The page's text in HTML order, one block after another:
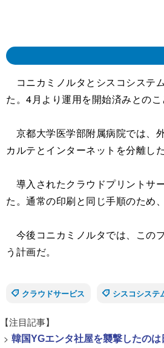
コニカミノルタとシスコシステ
た。4月より運用を開始済みとのこ
京都大学医学部附属病院では、
カルテとインターネットを分離し
導入されたクラウドプリントサ
た。通常の印刷と同じ手順のため
今後コニカミノルタでは、この
う計画だ。
クラウドサービス
シスコシステ
【注目記事】
> 韓国YGエンタ社屋を襲撃したの